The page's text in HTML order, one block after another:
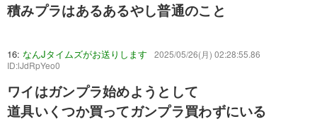
積みプラはあるあるやし普通のこと
16: なんJタイムズがお送りします
2025/05/26(月) 02:28:55.86
ID:lJdRpYeo0
ワイはガンプラ始めようとして
道具いくつか買ってガンプラ買わずにいる